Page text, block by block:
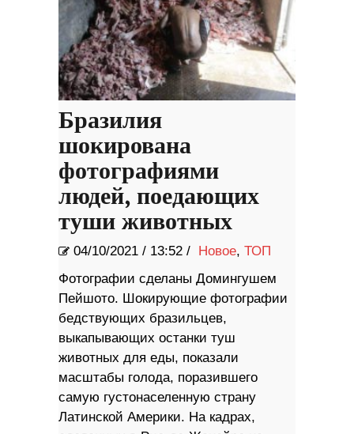
Бразилия
шокирована
фотографиями
людей, поедающих
туши животных
04/10/2021 / 13:52 / Новое, ТОП
Фотографии сделаны Домингушем
Пейшото. Шокирующие фотографии
бедствующих бразильцев,
выкапывающих останки туш
животных для еды, показали
масштабы голода, поразившего
самую густонаселенную страну
Латинской Америки. На кадрах,